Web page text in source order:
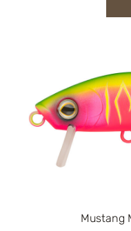
Mustang